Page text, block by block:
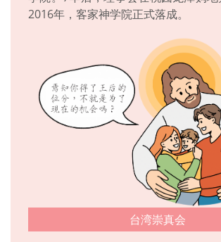
2016年，客家神学院正式落成。
台湾崇真会